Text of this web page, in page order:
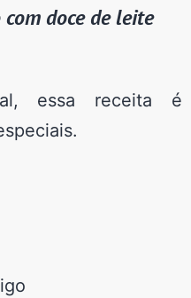
doce de leite
essa receita é